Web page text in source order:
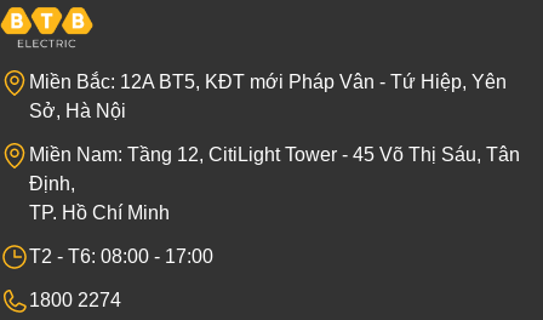
Datasheet
Xem tất cả
Datasheet
Xem tất cả
Miền Bắc: 12A BT5, KĐT mới Pháp Vân - Tứ Hiệp, Yên
Sở, Hà Nội
Miền Nam: Tầng 12, CitiLight Tower - 45 Võ Thị Sáu, Tân
Định,
TP. Hồ Chí Minh
T2 - T6: 08:00 - 17:00
1800 2274